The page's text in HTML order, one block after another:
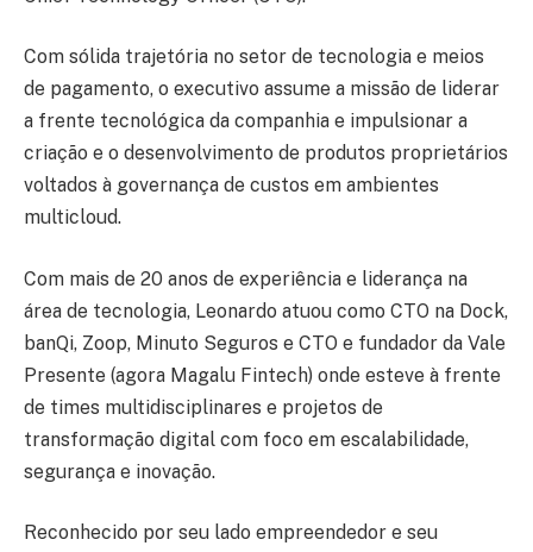
Com sólida trajetória no setor de tecnologia e meios
de pagamento, o executivo assume a missão de liderar
a frente tecnológica da companhia e impulsionar a
criação e o desenvolvimento de produtos proprietários
voltados à governança de custos em ambientes
multicloud.
Com mais de 20 anos de experiência e liderança na
área de tecnologia, Leonardo atuou como CTO na Dock,
banQi, Zoop, Minuto Seguros e CTO e fundador da Vale
Presente (agora Magalu Fintech) onde esteve à frente
de times multidisciplinares e projetos de
transformação digital com foco em escalabilidade,
segurança e inovação.
Reconhecido por seu lado empreendedor e seu